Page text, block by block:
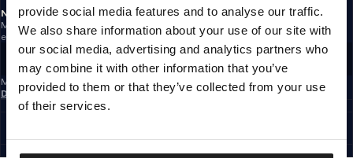
provide social media features and to analyse our traffic.
We also share information about your use of our site with
our social media, advertising and analytics partners who
may combine it with other information that you’ve
provided to them or that they’ve collected from your use
of their services.
NEWSLETTER
Möchtest du Informationen über die neuesten Aktionen und Neuigkeiten
erhalten?
Email address
REGISTRIEREN SIE SICH
Mit der Anmeldung zum Newsletter bestätigst du, dass du die
Datenschutzerklärung gelesen hast.
GEHE NACH OBEN